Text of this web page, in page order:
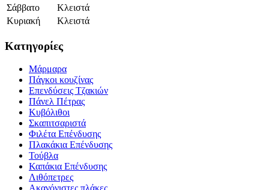
Σάββατο
Κλειστά
Κυριακή
Κλειστά
Κατηγορίες
Μάρμαρα
Πάγκοι κουζίνας
Επενδύσεις Τζακιών
Πάνελ Πέτρας
Κυβόλιθοι
Σκαπιτσαριστά
Φιλέτα Επένδυσης
Πλακάκια Επένδυσης
Τούβλα
Καπάκια Επένδυσης
Λιθόπετρες